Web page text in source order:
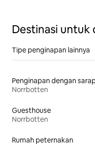
Destinasi untuk
Tipe penginapan lainnya
Penginapan dengan
Norrbotten
Guesthouse
Norrbotten
Rumah peternakan